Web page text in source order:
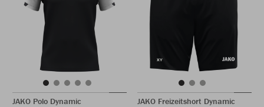
JAKO Polo Dynamic JAKO Freizeitshort Dynamic